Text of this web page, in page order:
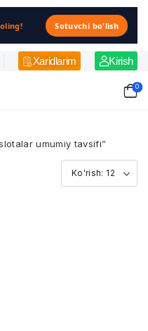
Sotuvchi bo'lish
Xaridlarim Kirish
0
umumiy tavsifi”